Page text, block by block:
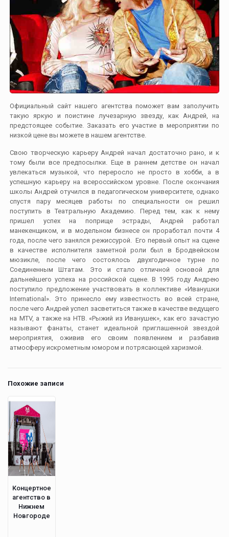
Официальный сайт нашего агентства поможет вам заполучить
такую яркую и поистине лучезарную звезду, как Андрей, на
предстоящее событие. Заказать его участие в мероприятии по
низкой цене вы можете в нашем агентстве.
Свою творческую карьеру Андрей начал достаточно рано, и к
тому были все предпосылки. Еще в раннем детстве он начал
увлекаться музыкой, что переросло не просто в хобби, а в
успешную карьеру на всероссийском уровне. После окончания
школы Андрей отучился в педагогическом университете, однако
спустя пару месяцев работы по специальности он решил
поступить в Театральную Академию. Перед тем, как к нему
пришел успех на поприще эстрады, Андрей работал
манекенщиком, и в модельном бизнесе он проработал почти 4
года, после чего занялся режиссурой. Его первый опыт на сцене
в качестве исполнителя заметной роли был в Бродвейском
мюзикле, после чего состоялось двухгодичное турне по
Соединенным Штатам. Это и стало отличной основой для
дальнейшего успеха на российской сцене. В 1995 году Андрею
поступило предложение участвовать в коллективе «Иванушки
International». Это принесло ему известность во всей стране,
после чего Андрей успел засветиться также в качестве ведущего
на MTV, а также на НТВ. «Рыжий из Иванушек», как его зачастую
называют фанаты, станет идеальной приглашенной звездой
мероприятия, оживив его своим появлением и разбавив
атмосферу искрометным юмором и потрясающей харизмой.
Похожие записи
Концертное
агентство в
Нижнем
Новгороде